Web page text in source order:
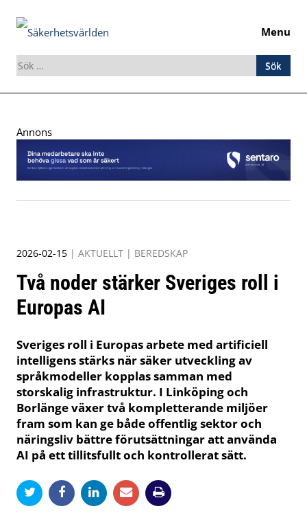
Menu
Sök
efter:
to
Annons
2026-02-15 | AKTUELLT | BEREDSKAP
Två noder stärker Sveriges roll i
Europas AI
Sveriges roll i Europas arbete med artificiell
intelligens stärks när säker utveckling av
språkmodeller kopplas samman med
storskalig infrastruktur. I Linköping och
Borlänge växer två kompletterande miljöer
fram som kan ge både offentlig sektor och
näringsliv bättre förutsättningar att använda
AI på ett tillitsfullt och kontrollerat sätt.